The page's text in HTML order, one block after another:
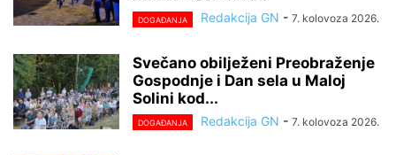
DOGAĐANJA Redakcija GN - 7. kolovoza 2026.
Svečano obilježeni Preobraženje
Gospodnje i Dan sela u Maloj
Solini kod...
DOGAĐANJA Redakcija GN - 7. kolovoza 2026.